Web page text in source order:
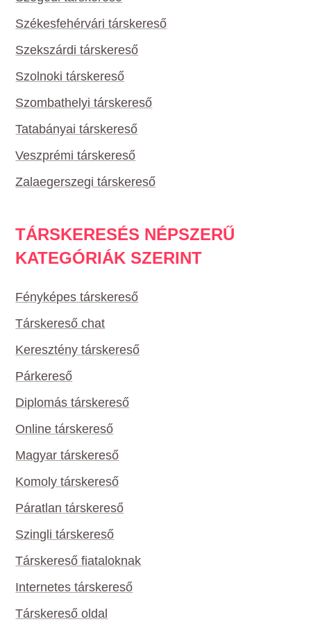
Székesfehérvári társkereső
Szekszárdi társkereső
Szolnoki társkereső
Szombathelyi társkereső
Tatabányai társkereső
Veszprémi társkereső
Zalaegerszegi társkereső
TÁRSKERESÉS NÉPSZERŰ
KATEGÓRIÁK SZERINT
Fényképes társkereső
Társkereső chat
Keresztény társkereső
Párkereső
Diplomás társkereső
Online társkereső
Magyar társkereső
Komoly társkereső
Páratlan társkereső
Szingli társkereső
Társkereső fiataloknak
Internetes társkereső
Társkereső oldal